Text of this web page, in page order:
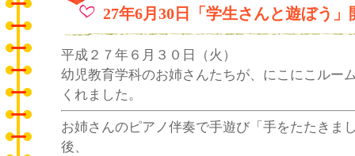
27年6月30日「学生さんと遊ぼう」
平成２７年６月３０日（火）
幼児教育学科のお姉さんたちが、にこにこルー
くれました。
お姉さんのピアノ伴奏で手遊び「手をたたきま
後、